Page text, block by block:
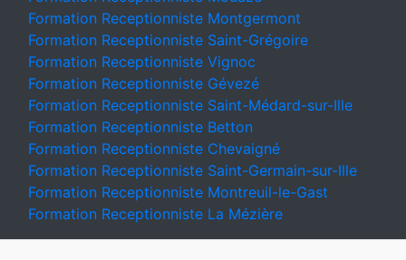
Formation Receptionniste Montgermont
Formation Receptionniste Saint-Grégoire
Formation Receptionniste Vignoc
Formation Receptionniste Gévezé
Formation Receptionniste Saint-Médard-sur-Ille
Formation Receptionniste Betton
Formation Receptionniste Chevaigné
Formation Receptionniste Saint-Germain-sur-Ille
Formation Receptionniste Montreuil-le-Gast
Formation Receptionniste La Mézière